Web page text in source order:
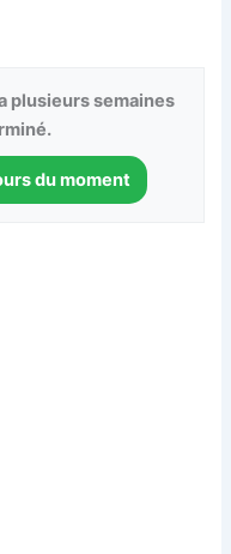
plusieurs semaines
du moment